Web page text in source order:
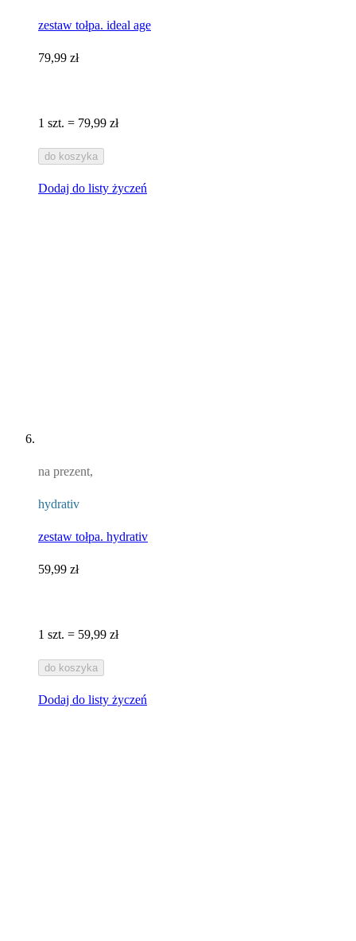
zestaw tołpa. ideal age
79,99 zł
1 szt. = 79,99 zł
do koszyka
Dodaj do listy życzeń
na prezent,
hydrativ
zestaw tołpa. hydrativ
59,99 zł
1 szt. = 59,99 zł
do koszyka
Dodaj do listy życzeń